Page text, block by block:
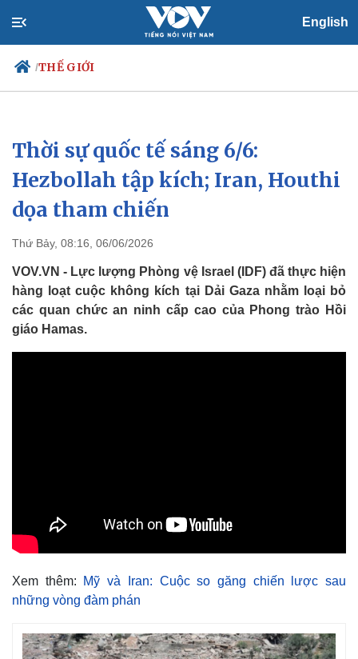
English
/THẾ GIỚI
Chính trị
Đảng
Tổ chức nhân sự
Quốc hội
Nhận diện sự thật
Xã hội
Tin 24h
Dự báo thời tiết
Thời sự quốc tế sáng 6/6:
Hezbollah tập kích; Iran, Houthi
dọa tham chiến
Thứ Bảy, 08:16, 06/06/2026
VOV.VN - Lực lượng Phòng vệ Israel (IDF) đã thực hiện
hàng loạt cuộc không kích tại Dải Gaza nhằm loại bỏ
các quan chức an ninh cấp cao của Phong trào Hồi
giáo Hamas.
Xem thêm: Mỹ và Iran: Cuộc so găng chiến lược sau
những vòng đàm phán